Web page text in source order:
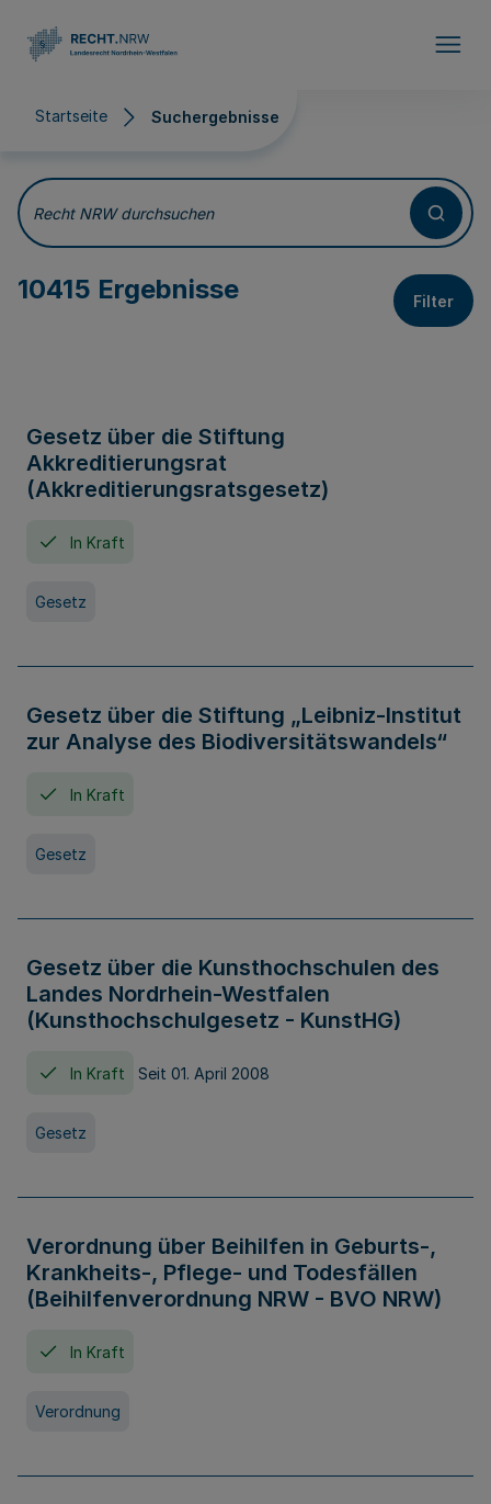
Startseite Suchergebnisse
Suchergebnisse
Recht NRW durchsuchen
10415 Ergebnisse Filter
Gesetz über die Stiftung
Akkreditierungsrat
(Akkreditierungsratsgesetz)
In Kraft
Gesetz
Gesetz über die Stiftung „Leibniz-Institut
zur Analyse des Biodiversitätswandels“
In Kraft
Gesetz
Gesetz über die Kunsthochschulen des
Landes Nordrhein-Westfalen
(Kunsthochschulgesetz - KunstHG)
In Kraft Seit 01. April 2008
Gesetz
Verordnung über Beihilfen in Geburts-,
Krankheits-, Pflege- und Todesfällen
(Beihilfenverordnung NRW - BVO NRW)
In Kraft
Verordnung